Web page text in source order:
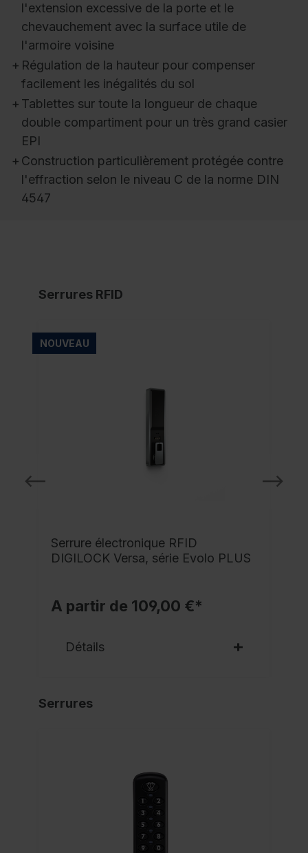
l'extension excessive de la porte et le
chevauchement avec la surface utile de
l'armoire voisine
+ Régulation de la hauteur pour compenser
facilement les inégalités du sol
+ Tablettes sur toute la longueur de chaque
double compartiment pour un très grand casier
EPI
+ Construction particulièrement protégée contre
l'effraction selon le niveau C de la norme DIN
4547
Serrures RFID
NOUVEAU
Serrure électronique RFID
DIGILOCK Versa, série Evolo PLUS
A partir de 109,00 €*
Détails
Serrures